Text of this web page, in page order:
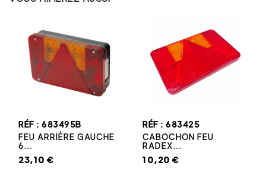
RÉF : 683495B
FEU ARRIÈRE GAUCHE
6...
23,10 €
RÉF : 683425
CABOCHON FEU
RADEX...
10,20 €